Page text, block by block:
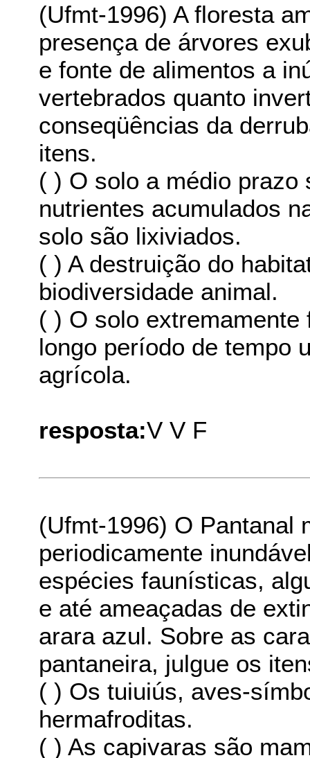
(Ufmt-1996) A floresta
presença de árvores
e fonte de alimentos a
vertebrados quanto
conseqüências da
itens.
( ) O solo a médio prazo
nutrientes acumulados
solo são lixiviados.
( ) A destruição do
biodiversidade animal.
( ) O solo
longo período de tempo
agrícola.
resposta:V V F
(Ufmt-1996) O Pantanal
periodicamente
espécies faunísticas,
e até ameaçadas de
arara azul. Sobre as
pantaneira, julgue os
( ) Os tuiuiús, aves-
hermafroditas.
( ) As capivaras são